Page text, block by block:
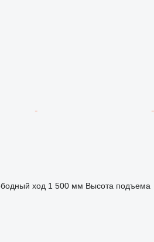
ход 1 500 мм Высота подъема